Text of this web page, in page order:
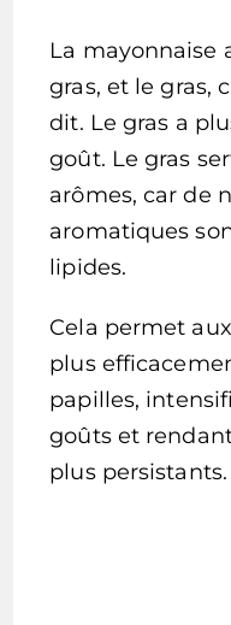
La mayonnaise
gras, et le gras,
dit. Le gras a
goût. Le gras
arômes, car de
aromatiques
lipides.
Cela permet
plus
papilles,
goûts et
plus persistants.